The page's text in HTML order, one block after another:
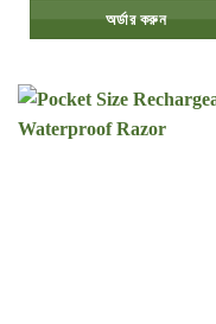
অর্ডার করুন